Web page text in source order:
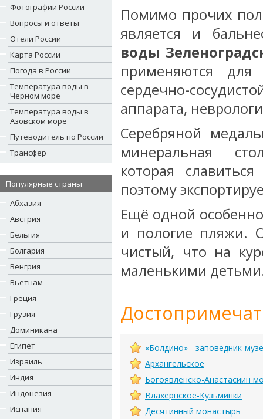
Фотографии России
Вопросы и ответы
Отели России
Карта России
Погода в России
Температура воды в
Черном море
Температура воды в
Азовском море
Путеводитель по России
Трансфер
Популярные страны
Абхазия
Австрия
Бельгия
Болгария
Венгрия
Вьетнам
Греция
Грузия
Доминикана
Египет
Израиль
Индия
Индонезия
Испания
Помимо прочих
является и
воды
применяются для
сердечно-
аппарата,
Серебряной
минеральная
которая
поэтому
Ещё одной
и пологие пляжи.
чистый, что на
маленькими
«Болдино» - заповедник-
Архангельское
Богоявленско-Анастасиин
Влахернское-Кузьминки
Десятинный монастырь